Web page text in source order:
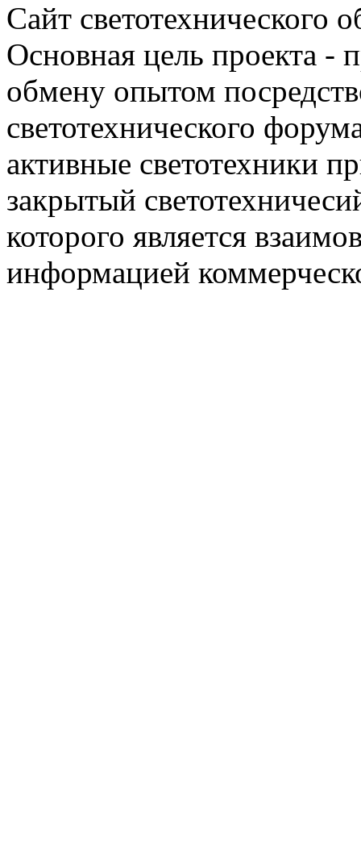
Сайт светотехнического
Основная цель проекта -
обмену опытом
светотехнического
активные светотехники
закрытый
которого является
информацией